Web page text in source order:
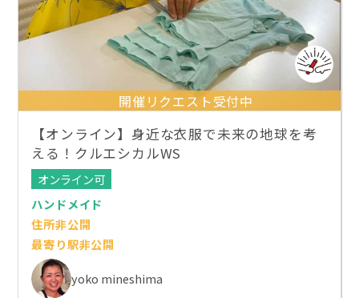
開催リクエスト受付中
【オンライン】身近な衣服で未来の地球を考
える！クルエシカルWS
オンライン可
ハンドメイド
住所非公開
最寄り駅非公開
yoko mineshima